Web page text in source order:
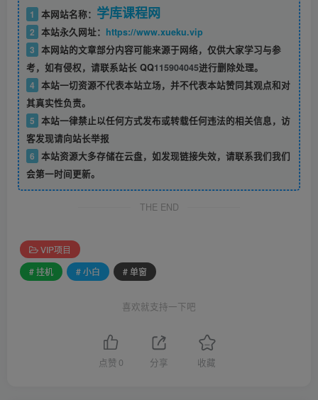
1 本网站名称： 学库课程网
2 本站永久网址： https://www.xueku.vip
3 本网站的文章部分内容可能来源于网络，仅供大家学习与参
考，如有侵权，请联系站长 QQ115904045进行删除处理。
4 本站一切资源不代表本站立场，并不代表本站赞同其观点和对
其真实性负责。
5 本站一律禁止以任何方式发布或转载任何违法的相关信息，访
客发现请向站长举报
6 本站资源大多存储在云盘，如发现链接失效，请联系我们我们
会第一时间更新。
THE END
VIP项目
# 挂机
# 小白 # 单窗
喜欢就支持一下吧
点赞 0 分享 收藏